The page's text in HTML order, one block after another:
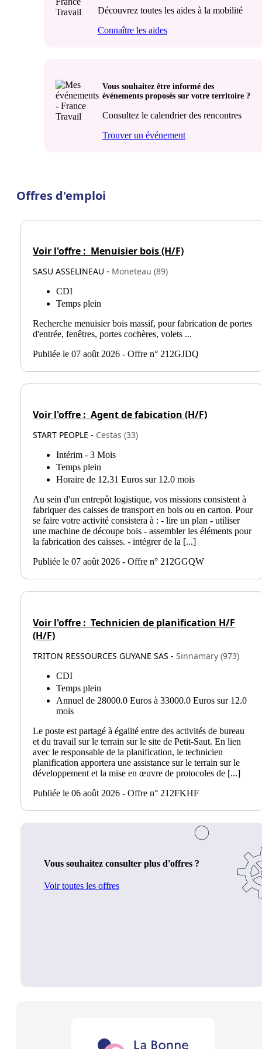
Découvrez toutes les aides à la mobilité
Connaître les aides
Vous souhaitez être informé des
événements proposés sur votre territoire ?
Consultez le calendrier des rencontres
Trouver un événement
Offres d'emploi
Voir l'offre : Menuisier bois (H/F)
SASU ASSELINEAU - Moneteau (89)
CDI
Temps plein
Recherche menuisier bois massif, pour fabrication de portes
d'entrée, fenêtres, portes cochères, volets ...
Publiée le 07 août 2026 - Offre n° 212GJDQ
Voir l'offre : Agent de fabication (H/F)
START PEOPLE - Cestas (33)
Intérim - 3 Mois
Temps plein
Horaire de 12.31 Euros sur 12.0 mois
Au sein d'un entrepôt logistique, vos missions consistent à
fabriquer des caisses de transport en bois ou en carton. Pour
se faire votre activité consistera à : - lire un plan - utiliser
une machine de découpe bois - assembler les éléments pour
la fabrication des caisses. - intégrer de la [...]
Publiée le 07 août 2026 - Offre n° 212GGQW
Voir l'offre : Technicien de planification H/F
(H/F)
TRITON RESSOURCES GUYANE SAS - Sinnamary (973)
CDI
Temps plein
Annuel de 28000.0 Euros à 33000.0 Euros sur 12.0
mois
Le poste est partagé à égalité entre des activités de bureau
et du travail sur le terrain sur le site de Petit-Saut. En lien
avec le responsable de la planification, le technicien
planification apportera une assistance sur le terrain sur le
développement et la mise en œuvre de protocoles de [...]
Publiée le 06 août 2026 - Offre n° 212FKHF
Vous souhaitez consulter plus d'offres ?
Voir toutes les offres